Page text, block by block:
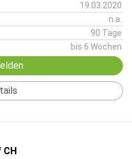
19.03.2020
n.a.
90 Tage
bis 6 Wochen
CH